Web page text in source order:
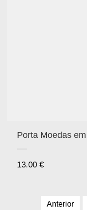
Porta Moedas
13.00 €
Anterior